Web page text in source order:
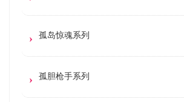
孤岛惊魂系列
孤胆枪手系列